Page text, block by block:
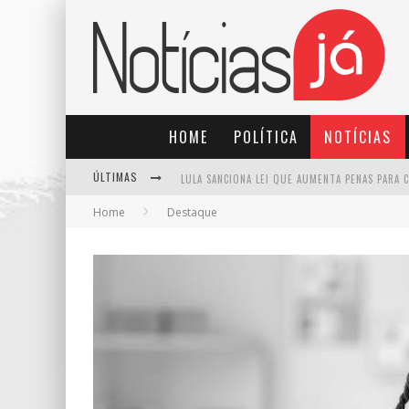
HOME POLÍTICA NOTÍCIAS
ÚLTIMAS
Home Destaque